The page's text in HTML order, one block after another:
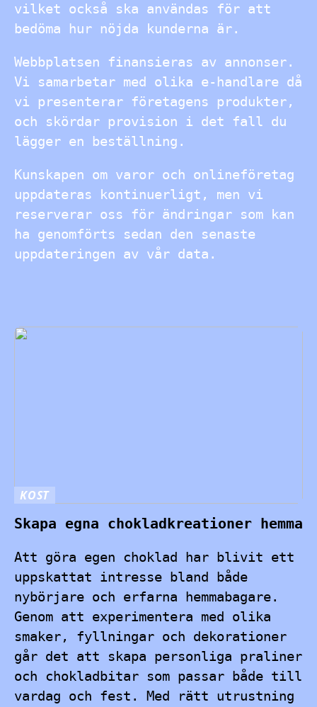
vilket också ska användas för att
bedöma hur nöjda kunderna är.
Webbplatsen finansieras av annonser.
Vi samarbetar med olika e-handlare då
vi presenterar företagens produkter,
och skördar provision i det fall du
lägger en beställning.
Kunskapen om varor och onlineföretag
uppdateras kontinuerligt, men vi
reserverar oss för ändringar som kan
ha genomförts sedan den senaste
uppdateringen av vår data.
KOST
Skapa egna chokladkreationer hemma
Att göra egen choklad har blivit ett
uppskattat intresse bland både
nybörjare och erfarna hemmabagare.
Genom att experimentera med olika
smaker, fyllningar och dekorationer
går det att skapa personliga praliner
och chokladbitar som passar både till
vardag och fest. Med rätt utrustning